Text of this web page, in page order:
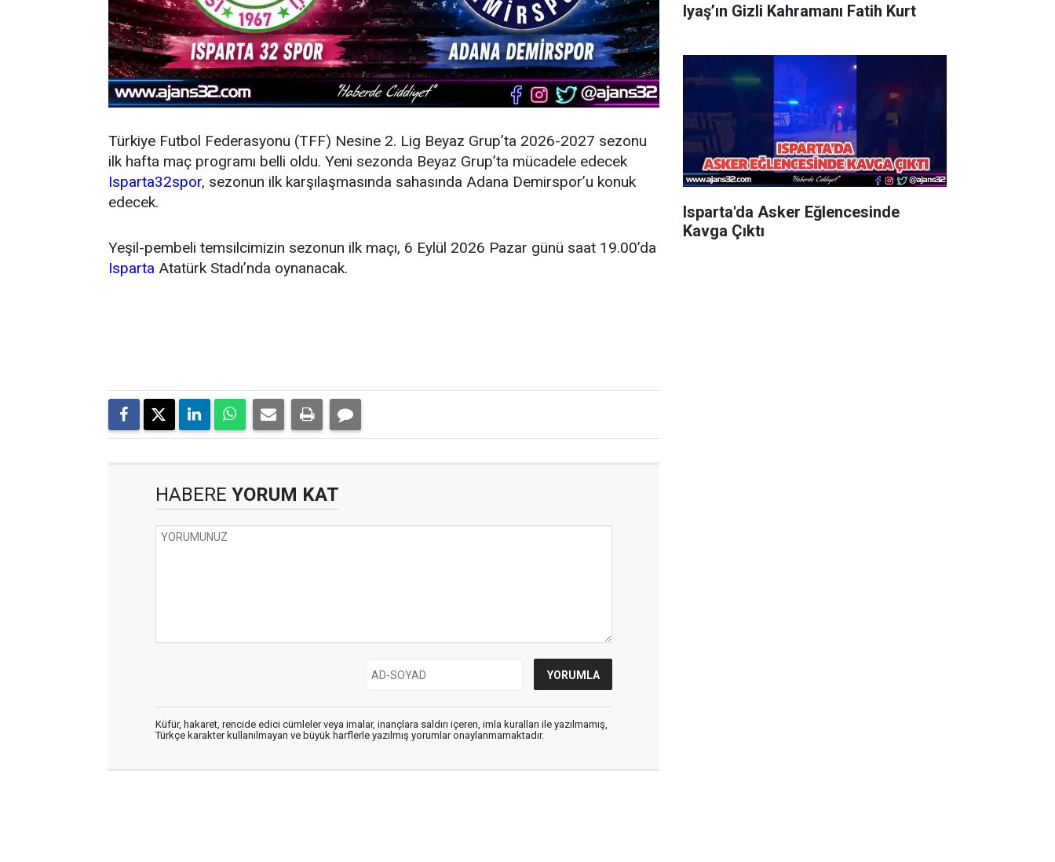
Türkiye Futbol Federasyonu (TFF) Nesine 2. Lig Beyaz Grup’ta 2026-2027 sezonu
ilk hafta maç programı belli oldu. Yeni sezonda Beyaz Grup’ta mücadele edecek
Isparta32spor, sezonun ilk karşılaşmasında sahasında Adana Demirspor’u konuk
edecek.
Yeşil-pembeli temsilcimizin sezonun ilk maçı, 6 Eylül 2026 Pazar günü saat 19.00’da
Isparta Atatürk Stadı’nda oynanacak.
HABERE YORUM KAT
Küfür, hakaret, rencide edici cümleler veya imalar, inançlara saldırı içeren, imla kuralları ile yazılmamış,
Türkçe karakter kullanılmayan ve büyük harflerle yazılmış yorumlar onaylanmamaktadır.
Iyaş’ın Gizli Kahramanı Fatih Kurt
Isparta'da Asker Eğlencesinde
Kavga Çıktı